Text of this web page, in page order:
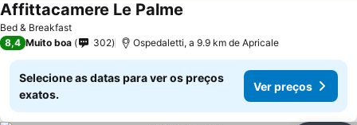
Bed & Breakfast
Affittacamere Le Palme
8,4 Muito boa 302 Ospedaletti, a 9.9 km de Apricale
Selecione as datas para ver os preços
exatos.
Ver preços